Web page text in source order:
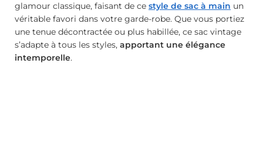
glamour classique, faisant de ce style de sac à main un
véritable favori dans votre garde-robe. Que vous portiez
une tenue décontractée ou plus habillée, ce sac vintage
s’adapte à tous les styles, apportant une élégance
intemporelle.